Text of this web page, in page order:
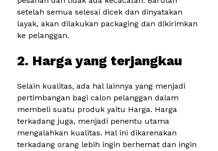
setelah semua selesai dicek dan dinyatakan
layak, akan dilakukan packaging dan dikirimkan
ke pelanggan.
2. Harga yang terjangkau
Selain kualitas, ada hal lainnya yang menjadi
pertimbangan bagi calon pelanggan dalam
membeli suatu produk yaitu Harga. Harga
terkadang juga, menjadi penentu utama
mengalahkan kualitas. Hal ini dikarenakan
terkadang orang lebih ingin berhemat dan ingin